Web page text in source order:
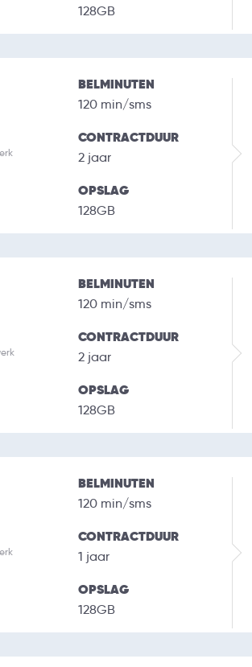
128GB
BELMINUTEN
120 min/sms
CONTRACTDUUR
2 jaar
OPSLAG
128GB
BELMINUTEN
120 min/sms
CONTRACTDUUR
2 jaar
OPSLAG
128GB
BELMINUTEN
120 min/sms
CONTRACTDUUR
1 jaar
OPSLAG
128GB